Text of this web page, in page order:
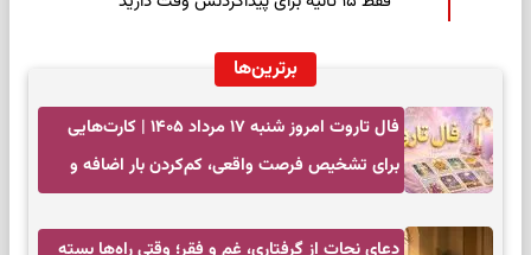
برترین‌ها
فال تاروت امروز شنبه ۱۷ مرداد ۱۴۰۵ | کارت‌هایی
برای تشخیص فرصت واقعی، کم‌کردن بار اضافه و